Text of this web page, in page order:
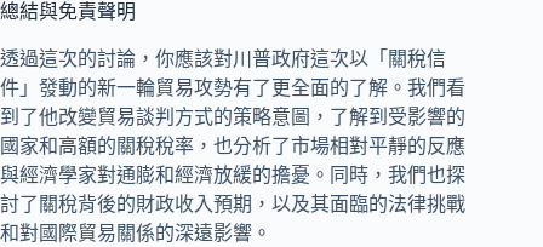
總結與免責聲明
透過這次的討論，你應該對川普政府這次以「關稅信
件」發動的新一輪貿易攻勢有了更全面的了解。我們看
到了他改變貿易談判方式的策略意圖，了解到受影響的
國家和高額的關稅稅率，也分析了市場相對平靜的反應
與經濟學家對通膨和經濟放緩的擔憂。同時，我們也探
討了關稅背後的財政收入預期，以及其面臨的法律挑戰
和對國際貿易關係的深遠影響。